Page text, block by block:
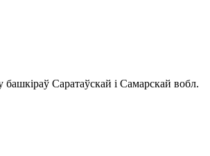
Саратаўскай і Самарскай вобл.